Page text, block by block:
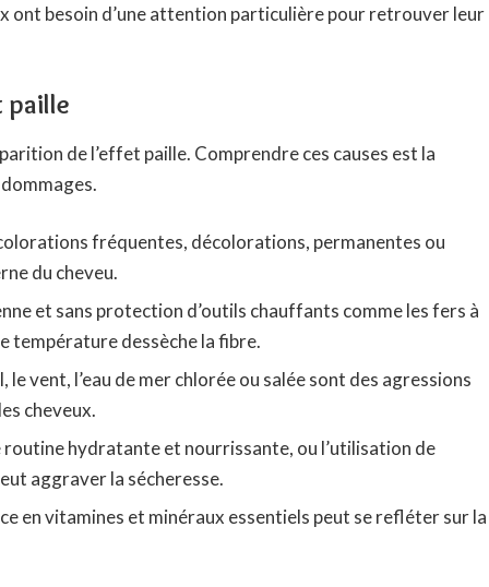
ont besoin d’une attention particulière pour retrouver leur
paille
de l’effet paille. Comprendre ces causes est la
fréquentes, décolorations, permanentes ou
du cheveu.
et sans protection d’outils chauffants comme les fers à
température dessèche la fibre.
le vent, l’eau de mer chlorée ou salée sont des agressions
cheveux.
routine hydratante et nourrissante, ou l’utilisation de
aggraver la sécheresse.
en vitamines et minéraux essentiels peut se refléter sur la